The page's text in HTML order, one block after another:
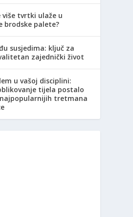
više tvrtki ulaže u
brodske palete?
susjedima: ključ za
zajednički život
u vašoj disciplini:
tijela postalo
tretmana